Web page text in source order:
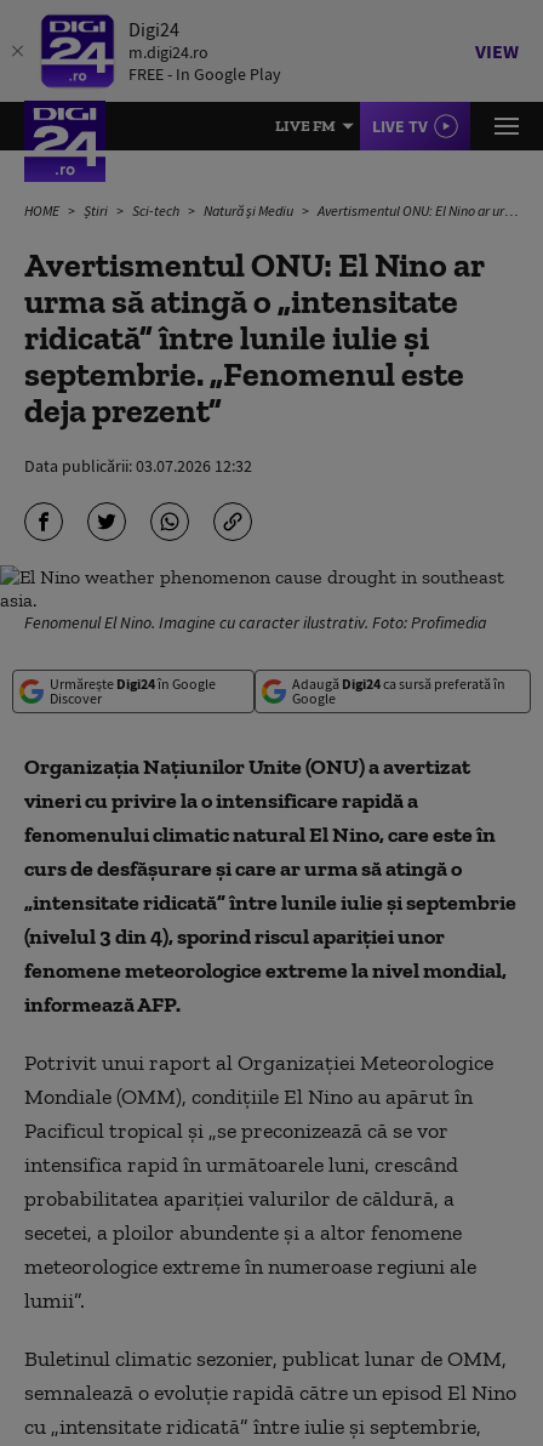
Digi24
m.digi24.ro
FREE - In Google Play
VIEW
LIVE FM LIVE TV
HOME Știri Sci-tech Natură și Mediu Avertismentul ONU: El Nino ar urma să atingă o „intensitate ridicată” între lunile iulie și septembrie. „Fenomenul este deja prezent”
Avertismentul ONU: El Nino ar
urma să atingă o „intensitate
ridicată” între lunile iulie și
septembrie. „Fenomenul este
deja prezent”
Data publicării:03.07.2026 12:32
Fenomenul El Nino. Imagine cu caracter ilustrativ. Foto: Profimedia
Urmărește Digi24în Google
Discover
Adaugă Digi24ca sursă preferată în
Google
Organizaţia Naţiunilor Unite (ONU) a avertizat
vineri cu privire la o intensificare rapidă a
fenomenului climatic natural El Nino, care este în
curs de desfăşurare şi care ar urma să atingă o
„intensitate ridicată” între lunile iulie şi septembrie
(nivelul 3 din 4), sporind riscul apariţiei unor
fenomene meteorologice extreme la nivel mondial,
informează AFP.
Potrivit unui raport al Organizaţiei Meteorologice
Mondiale (OMM), condiţiile El Nino au apărut în
Pacificul tropical şi „se preconizează că se vor
intensifica rapid în următoarele luni, crescând
probabilitatea apariţiei valurilor de căldură, a
secetei, a ploilor abundente şi a altor fenomene
meteorologice extreme în numeroase regiuni ale
lumii”.
Buletinul climatic sezonier, publicat lunar de OMM,
semnalează o evoluţie rapidă către un episod El Nino
cu „intensitate ridicată” între iulie şi septembrie,